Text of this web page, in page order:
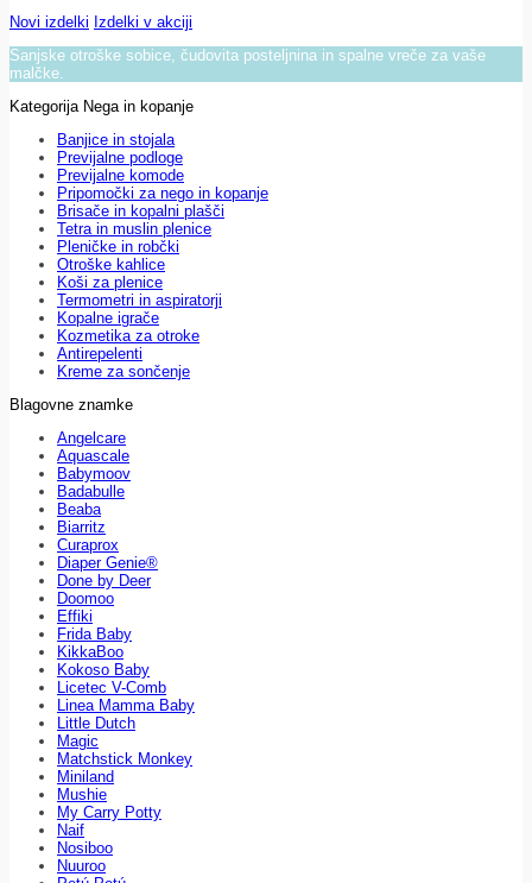
Novi izdelki Izdelki v akciji
Sanjske otroške sobice, čudovita posteljnina in spalne vreče za vaše
malčke.
Kategorija Nega in kopanje
Banjice in stojala
Previjalne podloge
Previjalne komode
Pripomočki za nego in kopanje
Brisače in kopalni plašči
Tetra in muslin plenice
Pleničke in robčki
Otroške kahlice
Koši za plenice
Termometri in aspiratorji
Kopalne igrače
Kozmetika za otroke
Antirepelenti
Kreme za sončenje
Blagovne znamke
Angelcare
Aquascale
Babymoov
Badabulle
Beaba
Biarritz
Curaprox
Diaper Genie®
Done by Deer
Doomoo
Effiki
Frida Baby
KikkaBoo
Kokoso Baby
Licetec V-Comb
Linea Mamma Baby
Little Dutch
Magic
Matchstick Monkey
Miniland
Mushie
My Carry Potty
Naif
Nosiboo
Nuuroo